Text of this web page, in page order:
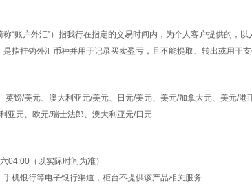
账户外汇”）指我行在指定的交易时间内，为个人客户提供的，以
指挂钩外汇币种并用于记录买卖盈亏，且不能提取、转出或用于
镑/美元、澳大利亚元/美元、日元/美元、美元/加拿大元、美元/港
亚元、欧元/瑞士法郎、澳大利亚元/日元
（以实际时间为准）
银行等电子银行渠道，柜台不提供该产品相关服务